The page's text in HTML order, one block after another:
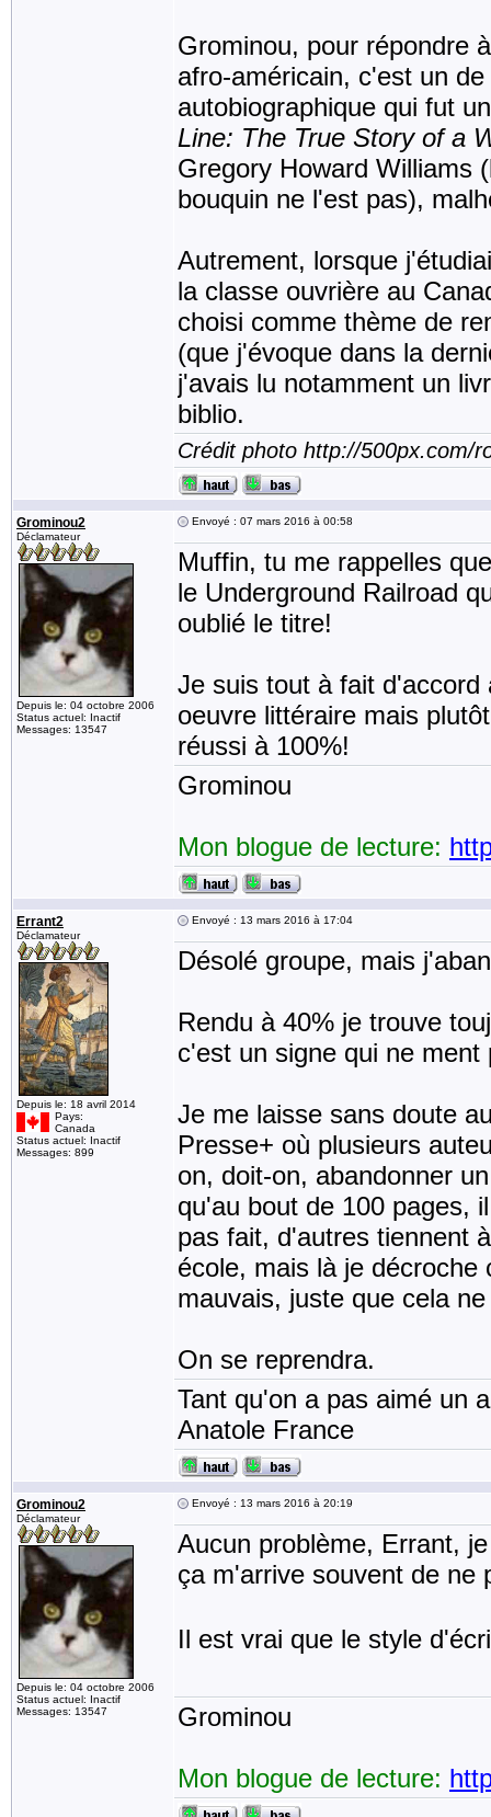
Grominou, pour répondre
afro-américain, c'est un
autobiographique qui fut
Line: The True Story of a
Gregory Howard Williams
bouquin ne l'est pas),
Autrement, lorsque
la classe ouvrière au
choisi comme thème de
(que j'évoque dans la
j'avais lu notamment un
biblio.
Crédit photo http://500px.com/
Grominou2
Déclamateur
Depuis le: 04 octobre 2006
Status actuel: Inactif
Messages: 13547
Envoyé : 07 mars 2016 à 00:58
Muffin, tu me rappelles
le Underground Railroad
oublié le titre!
Je suis tout à fait
oeuvre littéraire mais
réussi à 100%!
Grominou
Mon blogue de lecture:
Errant2
Déclamateur
Depuis le: 18 avril 2014
Pays:
Canada
Status actuel: Inactif
Messages: 899
Envoyé : 13 mars 2016 à 17:04
Désolé groupe, mais
Rendu à 40% je trouve
c'est un signe qui ne ment
Je me laisse sans doute
Presse+ où plusieurs
on, doit-on, abandonner
qu'au bout de 100 pages,
pas fait, d'autres tiennent
école, mais là je
mauvais, juste que cela
On se reprendra.
Tant qu'on a pas aimé un
Anatole France
Grominou2
Déclamateur
Depuis le: 04 octobre 2006
Status actuel: Inactif
Messages: 13547
Envoyé : 13 mars 2016 à 20:19
Aucun problème, Errant,
ça m'arrive souvent de
Il est vrai que le style
Grominou
Mon blogue de lecture: